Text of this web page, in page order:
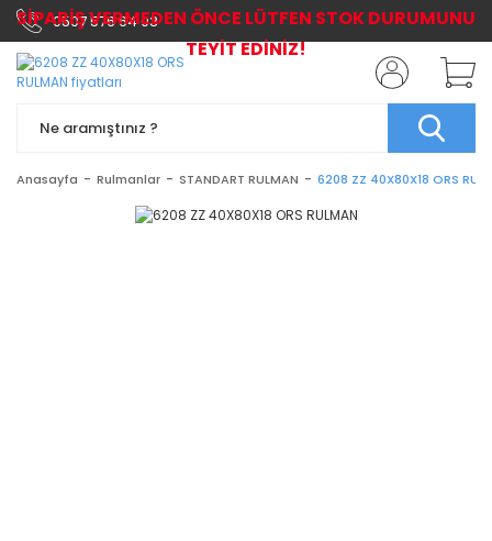
0507 576 64 03
Anasayfa Rulmanlar STANDART RULMAN 6208 ZZ 40X80X18 ORS
SİPARİŞ VERMEDEN ÖNCE LÜTFEN STOK DURUMUNU
TEYİT EDİNİZ!